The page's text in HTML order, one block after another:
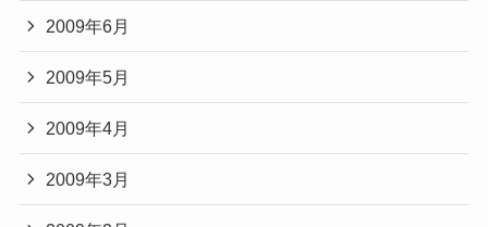
2009年6月
2009年5月
2009年4月
2009年3月